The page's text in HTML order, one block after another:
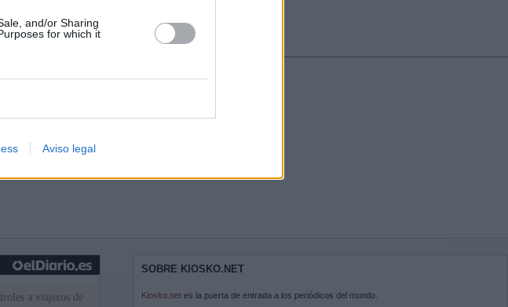
and/or Sharing
for which it
Aviso legal
a viajeros de
SOBRE KIOSKO.NET
Kiosko.net es la puerta de entrada a los periódicos del mundo.